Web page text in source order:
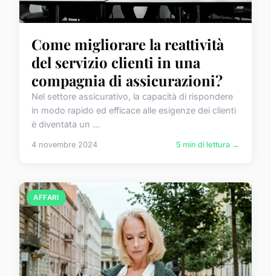
Come migliorare la reattività
del servizio clienti in una
compagnia di assicurazioni?
Nel settore assicurativo, la capacità di rispondere
in modo rapido ed efficace alle esigenze dei clienti
è diventata un ...
4 novembre 2024 5 min di lettura →
AFFARI